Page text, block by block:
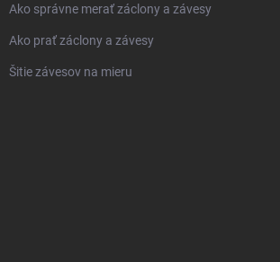
Ako správne merať záclony a závesy
Ako prať záclony a závesy
Šitie závesov na mieru